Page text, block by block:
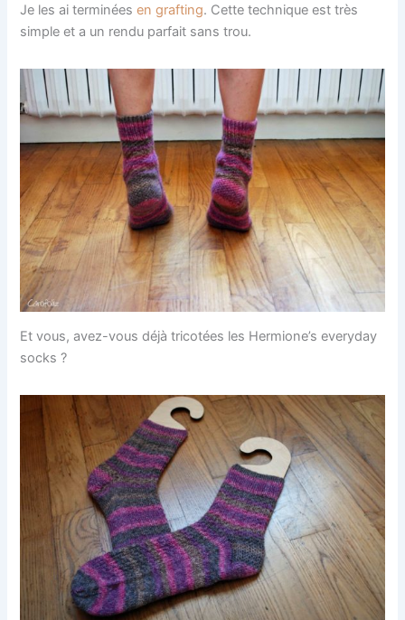
Je les ai terminéesen grafting. Cette technique est très
simple et a un rendu parfait sans trou.
Et vous, avez-vous déjà tricotées les Hermione’s everyday
socks ?